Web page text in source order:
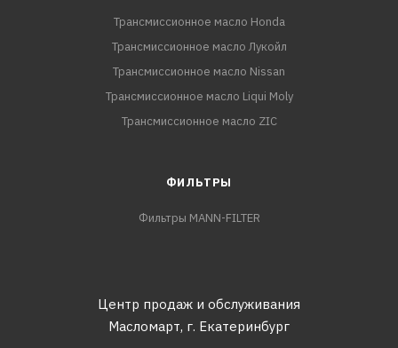
Трансмиссионное масло Honda
Трансмиссионное масло Лукойл
Трансмиссионное масло Nissan
Трансмиссионное масло Liqui Moly
Трансмиссионное масло ZIC
ФИЛЬТРЫ
Фильтры MANN-FILTER
Центр продаж и обслуживания
Масломарт, г. Екатеринбург